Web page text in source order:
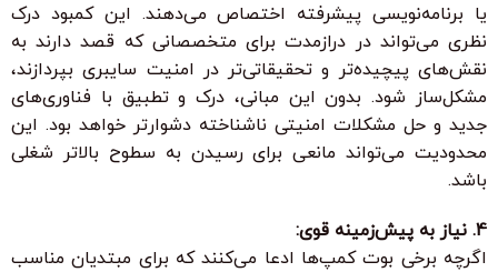
یا برنامه‌نویسی پیشرفته اختصاص می‌دهند. این کمبود درک
نظری می‌تواند در درازمدت برای متخصصانی که قصد دارند به
نقش‌های پیچیده‌تر و تحقیقاتی‌تر در امنیت سایبری بپردازند،
مشکل‌ساز شود. بدون این مبانی، درک و تطبیق با فناوری‌های
جدید و حل مشکلات امنیتی ناشناخته دشوارتر خواهد بود. این
محدودیت می‌تواند مانعی برای رسیدن به سطوح بالاتر شغلی
باشد.
4. نیاز به پیش‌زمینه قوی:
اگرچه برخی بوت کمپ‌ها ادعا می‌کنند که برای مبتدیان مناسب